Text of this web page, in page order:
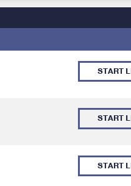
START
START
START